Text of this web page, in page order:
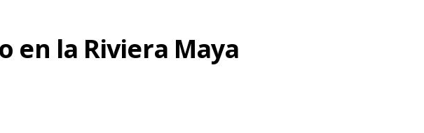
la Riviera Maya